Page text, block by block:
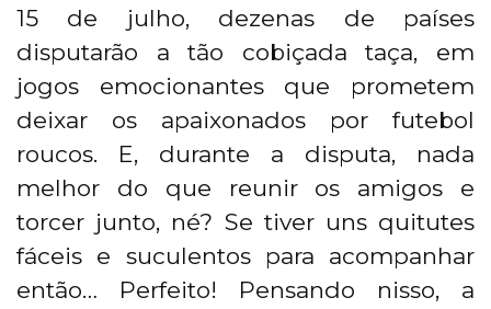
15 de julho, dezenas de países
disputarão a tão cobiçada taça, em
jogos emocionantes que prometem
deixar os apaixonados por futebol
roucos. E, durante a disputa, nada
melhor do que reunir os amigos e
torcer junto, né? Se tiver uns quitutes
fáceis e suculentos para acompanhar
então… Perfeito! Pensando nisso, a